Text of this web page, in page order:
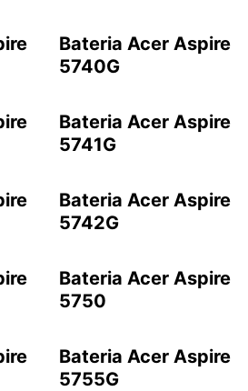
Bateria Acer Aspire
5740G
Bateria Acer Aspire
5741G
Bateria Acer Aspire
5742G
Bateria Acer Aspire
5750
Bateria Acer Aspire
5755G